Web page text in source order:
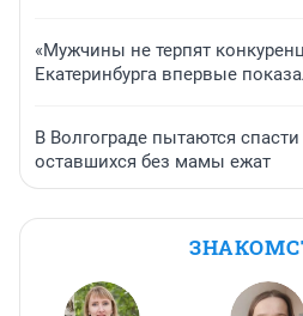
«Мужчины не терпят
Екатеринбурга впервые
В Волгограде пытаются
оставшихся без мамы ежат